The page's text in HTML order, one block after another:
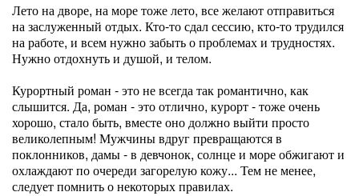
Лето на дворе, на море тоже лето, все желают отправиться
на заслуженный отдых. Кто-то сдал сессию, кто-то трудился
на работе, и всем нужно забыть о проблемах и трудностях.
Нужно отдохнуть и душой, и телом.
Курортный роман - это не всегда так романтично, как
слышится. Да, роман - это отлично, курорт - тоже очень
хорошо, стало быть, вместе оно должно выйти просто
великолепным! Мужчины вдруг превращаются в
поклонников, дамы - в девчонок, солнце и море обжигают и
охлаждают по очереди загорелую кожу... Тем не менее,
следует помнить о некоторых правилах.